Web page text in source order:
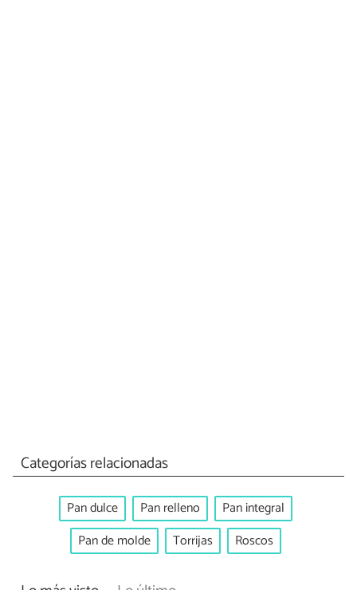
Categorías relacionadas
Pan dulce Pan relleno
Pan integral
Pan de molde
Torrijas Roscos